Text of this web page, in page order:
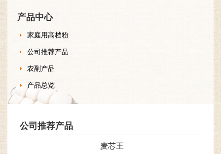
产品中心
家庭用高档粉
公司推荐产品
农副产品
产品总览
公司推荐产品
麦芯王